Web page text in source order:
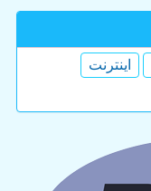
اینترنت